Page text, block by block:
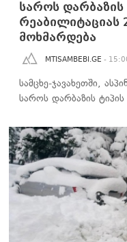
საროს დარბაზის
რეაბილიტაციას
მოხმარდება
MTISAMBEBI.GE -
სამცხე-ჯავახეთში,
საროს დარბაზის